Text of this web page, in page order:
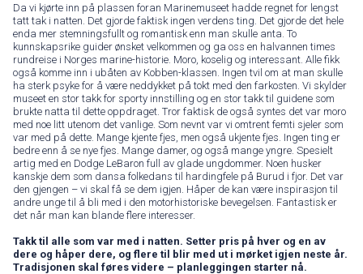
Da vi kjørte inn på plassen foran Marinemuseet hadde regnet for lengst
tatt tak i natten. Det gjorde faktisk ingen verdens ting. Det gjorde det hele
enda mer stemningsfullt og romantisk enn man skulle anta. To
kunnskapsrike guider ønsket velkommen og ga oss en halvannen times
rundreise i Norges marine-historie. Moro, koselig og interessant. Alle fikk
også komme inn i ubåten av Kobben-klassen. Ingen tvil om at man skulle
ha sterk psyke for å være neddykket på tokt med den farkosten. Vi skylder
museet en stor takk for sporty innstilling og en stor takk til guidene som
brukte natta til dette oppdraget. Tror faktisk de også syntes det var moro
med noe litt utenom det vanlige. Som nevnt var vi omtrent femti sjeler som
var med på dette. Mange kjente fjes, men også ukjente fjes. Ingen ting er
bedre enn å se nye fjes. Mange damer, og også mange yngre. Spesielt
artig med en Dodge LeBaron full av glade ungdommer. Noen husker
kanskje dem som dansa folkedans til hardingfele på Burud i fjor. Det var
den gjengen – vi skal få se dem igjen. Håper de kan være inspirasjon til
andre unge til å bli med i den motorhistoriske bevegelsen. Fantastisk er
det når man kan blande flere interesser.
Takk til alle som var med i natten. Setter pris på hver og en av
dere og håper dere, og flere til blir med ut i mørket igjen neste år.
Tradisjonen skal føres videre – planleggingen starter nå.